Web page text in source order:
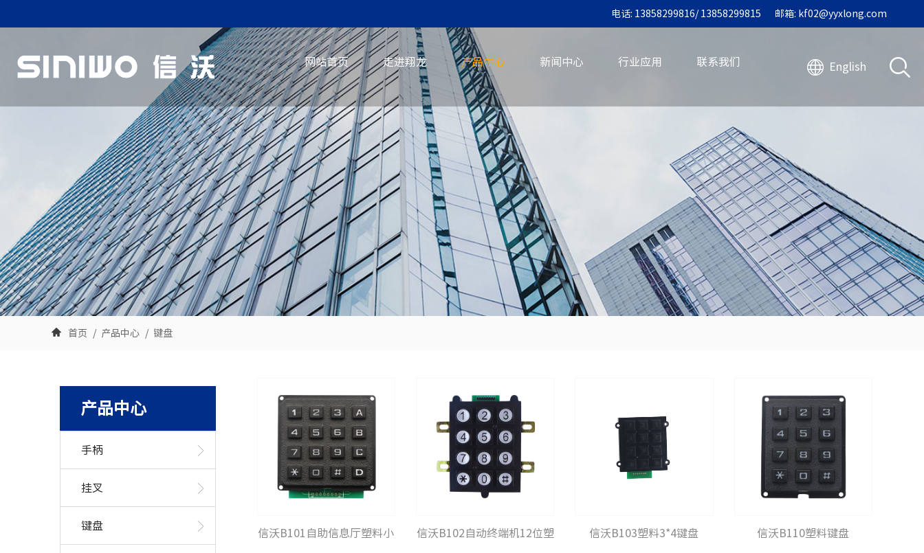
邮箱: kf02@yyxlong.com
电话: 13858299816/ 13858299815
网站首页 走进翔龙 产品中心 新闻中心 行业应用 联系我们 English
翔
品
新
们
首页 产品中心 键盘
产品中心
手柄
挂叉
键盘
信沃B101自助信息厅塑料小 信沃B102自动终端机12位塑 信沃B103塑料3*4键盘 信沃B110塑料键盘